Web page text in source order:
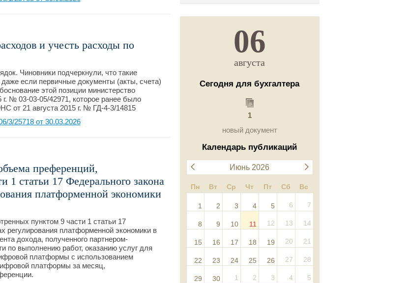
и учесть расходы по
Чиновники подчеркнули, что такие
если первичные документы (акты, счета)
этой позиции министерство
№ 03-03-05/42971, которое ранее было
от 21 августа 2015 г. № ГД-4-3/14815
3/25718 от 30.03.2026
преференций,
1 статьи 17 Федерального закона
платформенной экономики
пунктом 9 части 1 статьи 17
регулирования платформенной экономики в
дохода, полученного партнером-
по выполнению работ, оказанию услуг для
платформы с использованием
платформы за месяц,
06
августа
Сегодня для бухгалтера
1
новый документ
Календарь публикаций
Июнь 2026
Пн Вт Ср Чт Пт Сб Вс
1 2 3 4 5 6 7
8 9 10 11 12 13 14
15 16 17 18 19 20 21
22 23 24 25 26 27 28
29 30 1 2 3 4 5